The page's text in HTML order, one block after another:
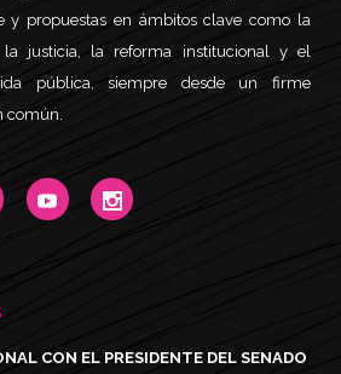
y propuestas en ámbitos clave como la
justicia, la reforma institucional y el
pública, siempre desde un firme
común.
CON EL PRESIDENTE DEL SENADO